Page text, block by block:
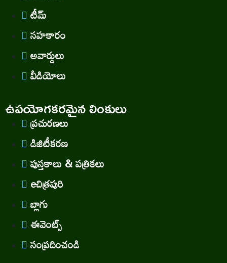
టీమ్
సహకారం
అవార్డులు
వీడియోలు
ఉపయోగకరమైన లింకులు
ప్రచురణలు
డిజిటీకరణ
పుస్తకాలు & పత్రికలు
eచిత్రపురి
బ్లాగు
ఈవెంట్స్
సంప్రదించండి